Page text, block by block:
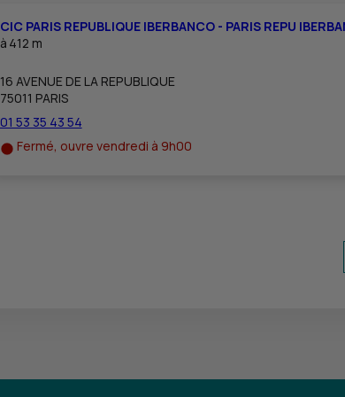
CIC PARIS REPUBLIQUE IBERBANCO - PARIS REPU
à 412 m
16 AVENUE DE LA REPUBLIQUE
75011 PARIS
01 53 35 43 54
Fermé, ouvre vendredi à 9h00